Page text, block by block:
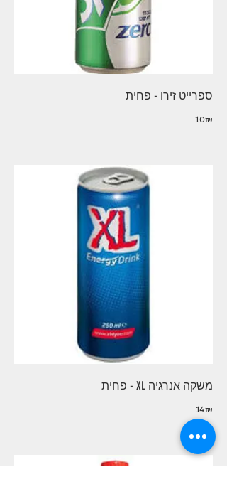
ספרייט זירו - פחית
‏10 ‏₪
משקה אנרגיה XL - פחית
‏14 ‏₪